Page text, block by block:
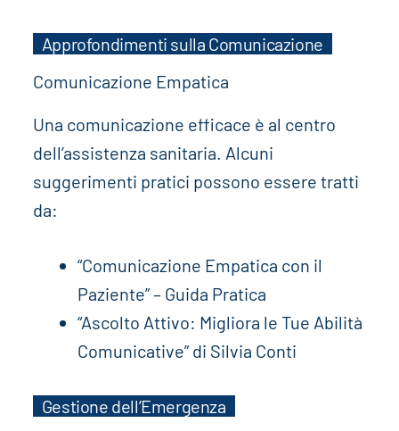
Approfondimenti sulla Comunicazione
Comunicazione Empatica
Una comunicazione efficace è al centro
dell’assistenza sanitaria. Alcuni
suggerimenti pratici possono essere tratti
da:
“Comunicazione Empatica con il
Paziente” – Guida Pratica
“Ascolto Attivo: Migliora le Tue Abilità
Comunicative” di Silvia Conti
Gestione dell’Emergenza